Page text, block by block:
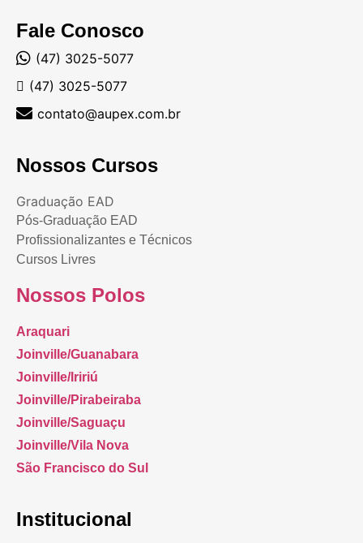
Fale Conosco
(47) 3025-5077
(47) 3025-5077
contato@aupex.com.br
Nossos Cursos
Graduação EAD
Pós-Graduação EAD
Profissionalizantes e Técnicos
Cursos Livres
Nossos Polos
Araquari
Joinville/Guanabara
Joinville/Iririú
Joinville/Pirabeiraba
Joinville/Saguaçu
Joinville/Vila Nova
São Francisco do Sul
Institucional